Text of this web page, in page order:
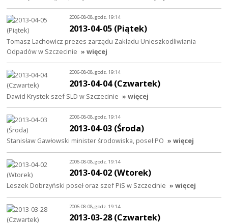
2006-08-08, godz. 19:14
2013-04-05 (Piątek)
Tomasz Lachowicz prezes zarządu Zakładu Unieszkodliwiania
Odpadów w Szczecinie » więcej
2006-08-08, godz. 19:14
2013-04-04 (Czwartek)
Dawid Krystek szef SLD w Szczecinie » więcej
2006-08-08, godz. 19:14
2013-04-03 (Środa)
Stanisław Gawłowski minister środowiska, poseł PO » więcej
2006-08-08, godz. 19:14
2013-04-02 (Wtorek)
Leszek Dobrzyński poseł oraz szef PiS w Szczecinie » więcej
2006-08-08, godz. 19:14
2013-03-28 (Czwartek)